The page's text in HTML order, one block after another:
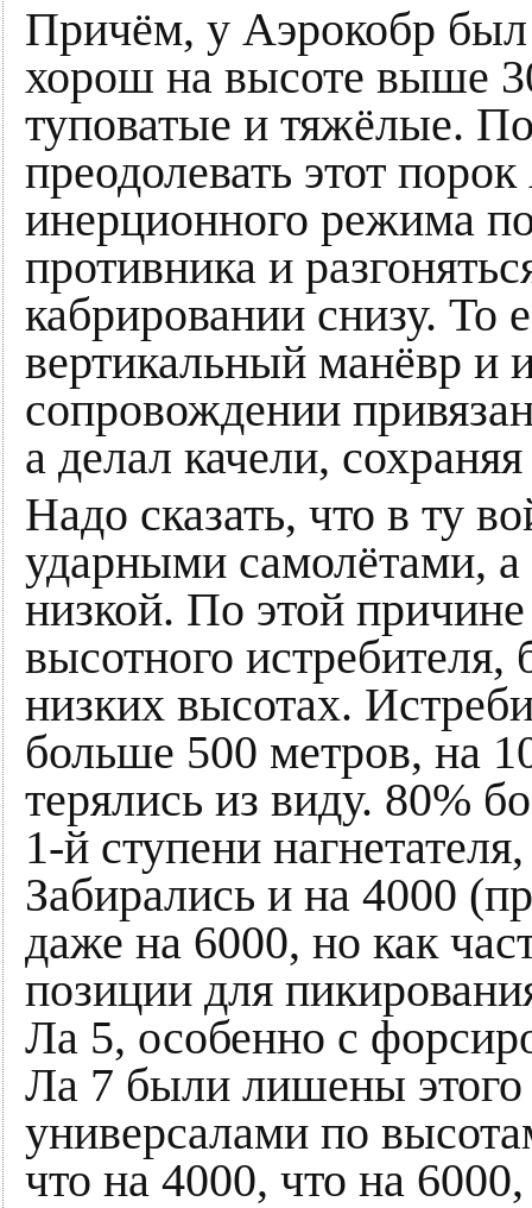
Причём, у Аэрокобр был
хорош на высоте выше
туповатые и тяжёлые.
преодолевать этот
инерционного режима
противника и
кабрировании снизу. То
вертикальный манёвр и
сопровождении
а делал качели,
Надо сказать, что в ту
ударными самолётами,
низкой. По этой
высотного
низких высотах.
больше 500 метров, на
терялись из виду. 80%
1-й ступени
Забирались и на 4000
даже на 6000, но как
позиции для
Ла 5, особенно с
Ла 7 были лишены
универсалами по
что на 4000, что на